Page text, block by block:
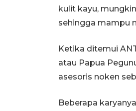
kulit kayu,
sehingga mampu
Ketika ditemui
atau Papua
asesoris noken
Beberapa